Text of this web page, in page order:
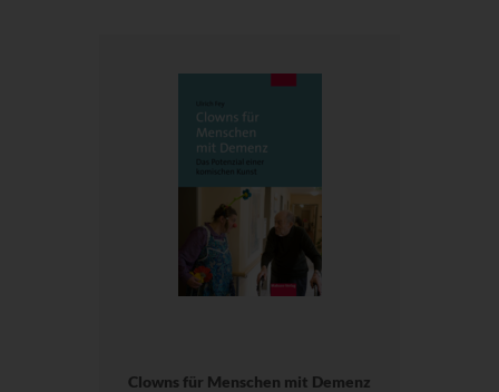
Clowns für Menschen mit Demenz